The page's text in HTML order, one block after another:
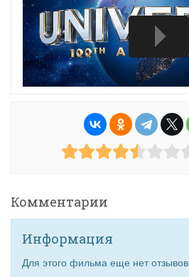
Комментарии
Информация
Для этого фильма еще нет отзывов